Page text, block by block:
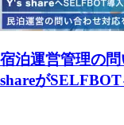
宿泊運営管理の
shareが